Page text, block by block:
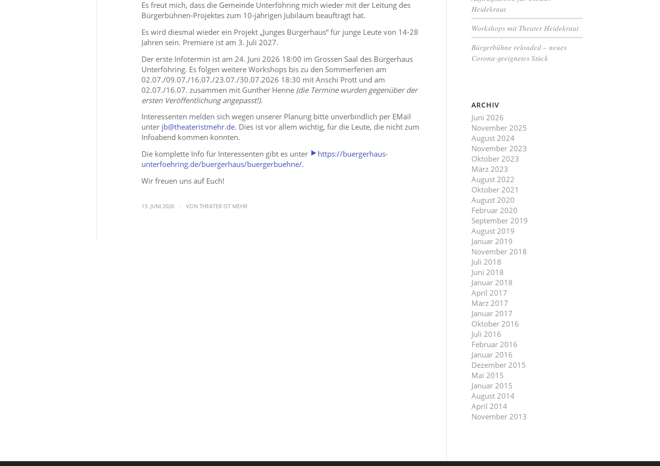
Es freut mich, dass die Gemeinde Unterföhring mich wieder mit der Leitung des
Bürgerbühnen-Projektes zum 10-jährigen Jubiläum beauftragt hat.
Es wird diesmal wieder ein Projekt „Junges Bürgerhaus“ für junge Leute von 14-28
Jahren sein. Premiere ist am 3. Juli 2027.
Der erste Infotermin ist am 24. Juni 2026 18:00 im Grossen Saal des Bürgerhaus
Unterföhring. Es folgen weitere Workshops bis zu den Sommerferien am
02.07./09.07./16.07./23.07./30.07.2026 18:30 mit Anschi Prott und am
02.07./16.07. zusammen mit Gunther Henne (die Termine wurden gegenüber der
ersten Veröffentlichung angepasst!).
Interessenten melden sich wegen unserer Planung bitte unverbindlich per EMail
unter jb@theateristmehr.de. Dies ist vor allem wichtig, für die Leute, die nicht zum
Infoabend kommen konnten.
Die komplette Info für Interessenten gibt es unter
https://buergerhaus-
unterfoehring.de/buergerhaus/buergerbuehne/.
Wir freuen uns auf Euch!
13. JUNI 2026 / VON THEATER IST MEHR
Heidekraut
Workshops mit Theater Heidekraut
Bürgerbühne reloaded – neues
Corona-geeignetes Stück
ARCHIV
Juni 2026
November 2025
August 2024
November 2023
Oktober 2023
März 2023
August 2022
Oktober 2021
August 2020
Februar 2020
September 2019
August 2019
Januar 2019
November 2018
Juli 2018
Juni 2018
Januar 2018
April 2017
März 2017
Januar 2017
Oktober 2016
Juli 2016
Februar 2016
Januar 2016
Dezember 2015
Mai 2015
Januar 2015
August 2014
April 2014
November 2013